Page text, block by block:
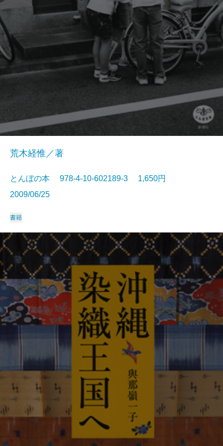
荒木経惟／著
とんぼの本 978-4-10-602189-3 1,650円
2009/06/25
書籍